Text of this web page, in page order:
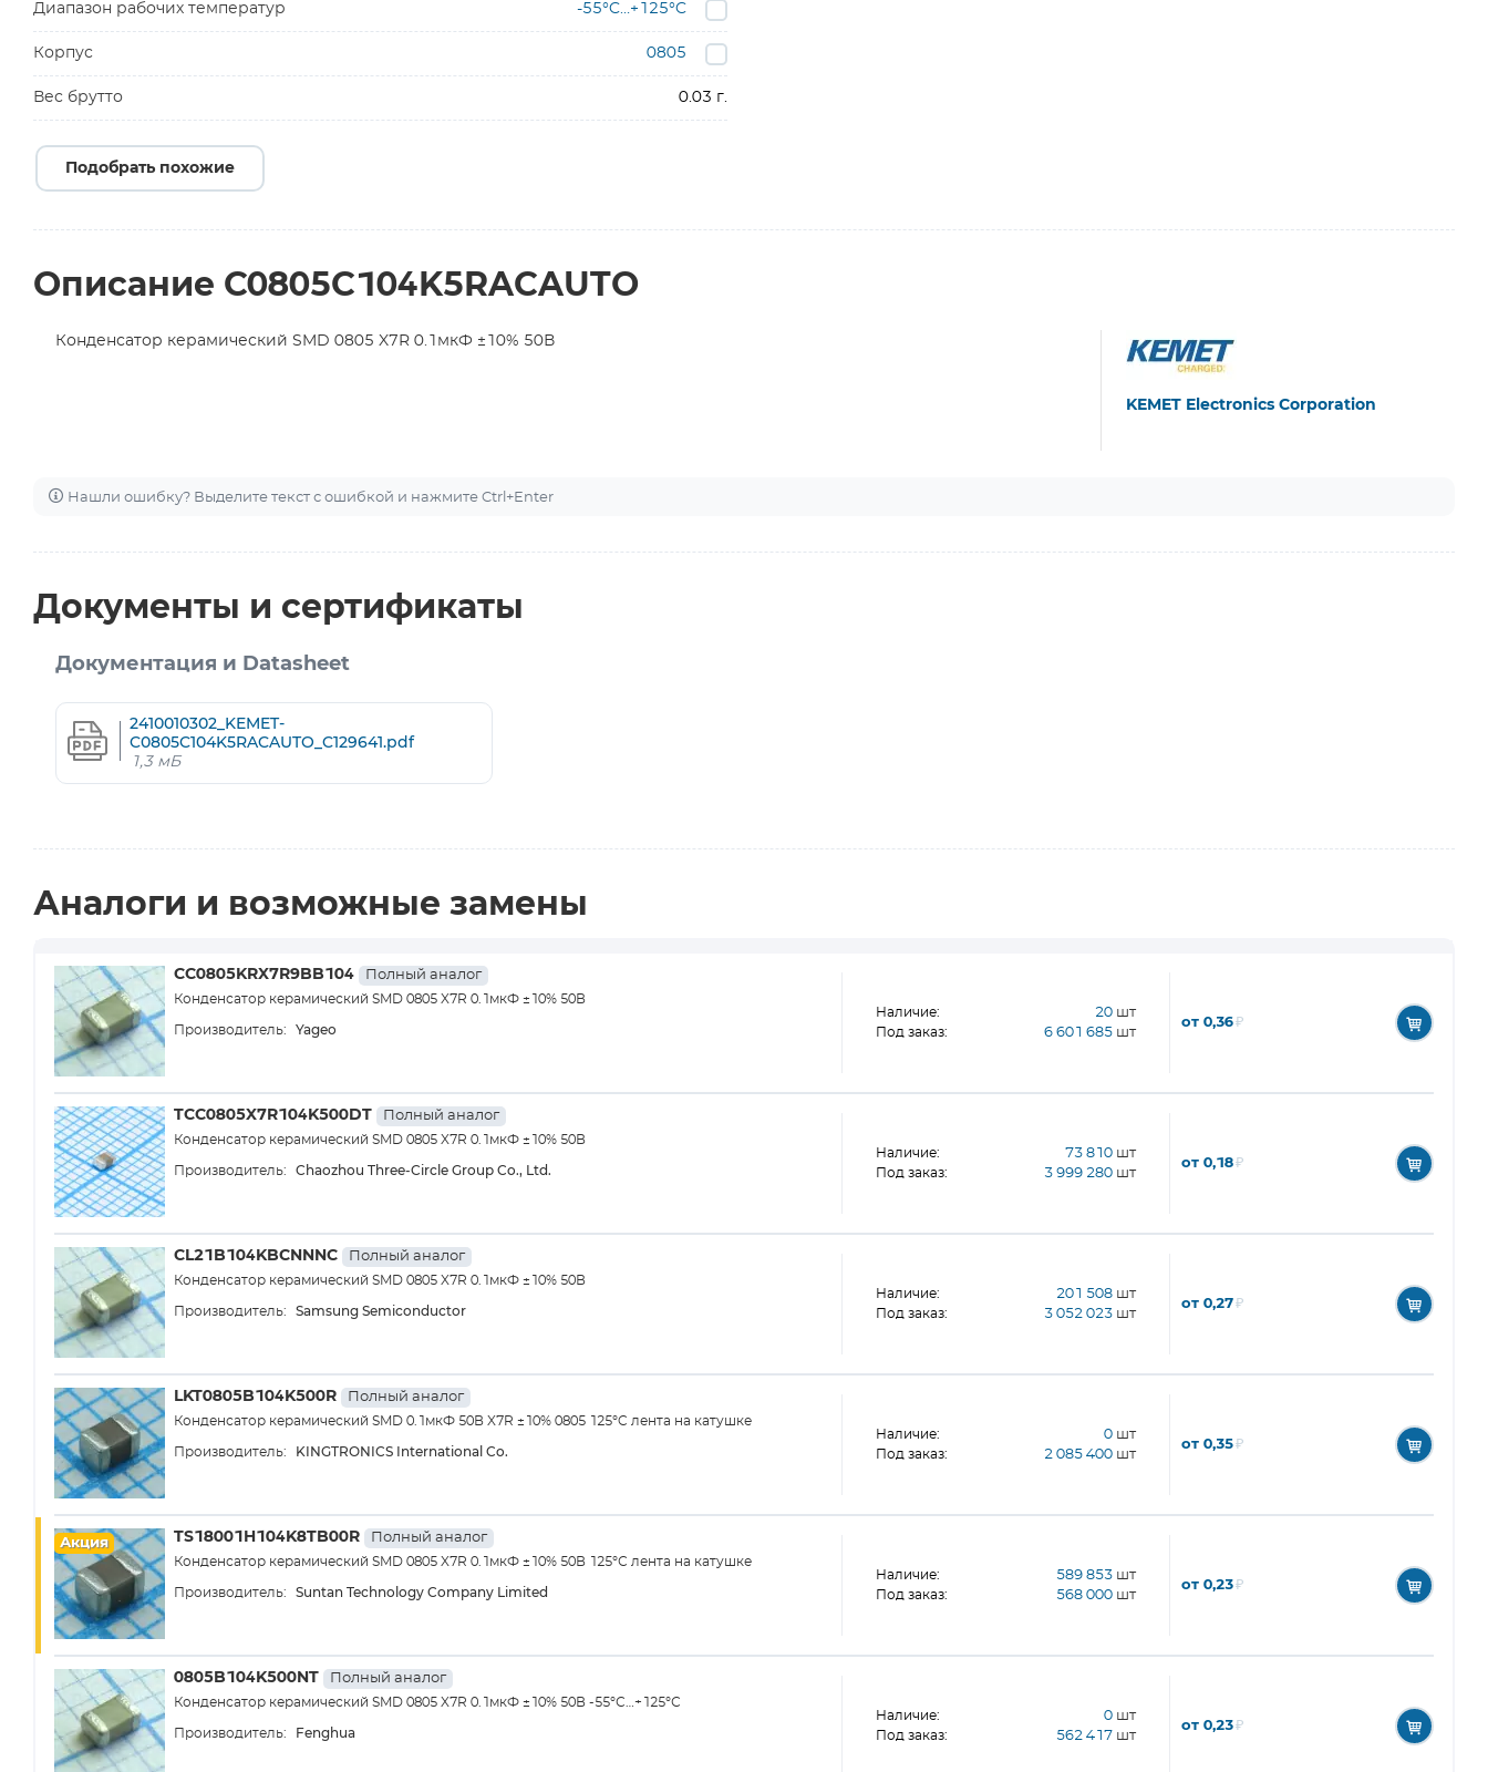
Диапазон рабочих температур -55°C…+125°C
Корпус 0805
Вес брутто 0.03 г.
Подобрать похожие
Описание C0805C104K5RACAUTO
Конденсатор керамический SMD 0805 X7R 0.1мкФ ±10% 50В
KEMET Electronics Corporation
Нашли ошибку? Выделите текст с ошибкой и нажмите Ctrl+Enter
Документы и сертификаты
Документация и Datasheet
2410010302_KEMET-
C0805C104K5RACAUTO_C129641.pdf
1,3 мБ
Аналоги и возможные замены
CC0805KRX7R9BB104 Полный аналог
Конденсатор керамический SMD 0805 X7R 0.1мкФ ±10% 50В
Производитель: Yageo
Наличие: 20 шт
Под заказ: 6 601 685 шт
от 0,36₽
TCC0805X7R104K500DT Полный аналог
Конденсатор керамический SMD 0805 X7R 0.1мкФ ±10% 50В
Производитель: Chaozhou Three-Circle Group Co., Ltd.
Наличие: 73 810 шт
Под заказ: 3 999 280 шт
от 0,18₽
CL21B104KBCNNNC Полный аналог
Конденсатор керамический SMD 0805 X7R 0.1мкФ ±10% 50В
Производитель: Samsung Semiconductor
Наличие: 201 508 шт
Под заказ: 3 052 023 шт
от 0,27₽
LKT0805B104K500R Полный аналог
Конденсатор керамический SMD 0.1мкФ 50В X7R ±10% 0805 125°C лента на катушке
Производитель: KINGTRONICS International Co.
Наличие: 0 шт
Под заказ: 2 085 400 шт
от 0,35₽
Акция TS18001H104K8TB00R Полный аналог
Конденсатор керамический SMD 0805 X7R 0.1мкФ ±10% 50В 125°С лента на катушке
Производитель: Suntan Technology Company Limited
Наличие: 589 853 шт
Под заказ: 568 000 шт
от 0,23₽
0805B104K500NT Полный аналог
Конденсатор керамический SMD 0805 X7R 0.1мкФ ±10% 50В -55°С…+125°С
Производитель: Fenghua
Наличие: 0 шт
Под заказ: 562 417 шт
от 0,23₽